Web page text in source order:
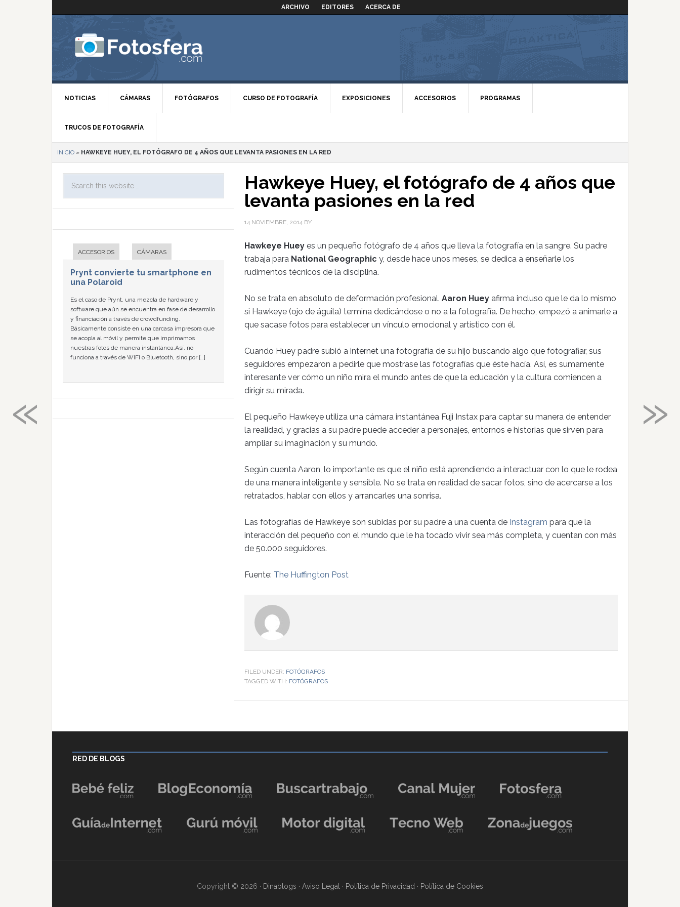
ARCHIVO EDITORES ACERCA DE
NOTICIAS CÁMARAS FOTÓGRAFOS CURSO DE FOTOGRAFÍA EXPOSICIONES ACCESORIOS PROGRAMAS
TRUCOS DE FOTOGRAFÍA
INICIO » HAWKEYE HUEY, EL FOTÓGRAFO DE 4 AÑOS QUE LEVANTA PASIONES EN LA RED
Hawkeye Huey, el fotógrafo de 4 años que
levanta pasiones en la red
14 NOVIEMBRE, 2014 BY
Hawkeye Huey es un pequeño fotógrafo de 4 años que lleva la fotografía en la sangre. Su padre
trabaja para National Geographic y, desde hace unos meses, se dedica a enseñarle los
rudimentos técnicos de la disciplina.
No se trata en absoluto de deformación profesional. Aaron Huey afirma incluso que le da lo mismo
si Hawkeye (ojo de águila) termina dedicándose o no a la fotografía. De hecho, empezó a animarle a
que sacase fotos para establecer un vínculo emocional y artístico con él.
Cuando Huey padre subió a internet una fotografía de su hijo buscando algo que fotografiar, sus
seguidores empezaron a pedirle que mostrase las fotografías que éste hacía. Así, es sumamente
interesante ver cómo un niño mira el mundo antes de que la educación y la cultura comiencen a
dirigir su mirada.
El pequeño Hawkeye utiliza una cámara instantánea Fuji Instax para captar su manera de entender
la realidad, y gracias a su padre puede acceder a personajes, entornos e historias que sirven para
ampliar su imaginación y su mundo.
Según cuenta Aaron, lo importante es que el niño está aprendiendo a interactuar con lo que le rodea
de una manera inteligente y sensible. No se trata en realidad de sacar fotos, sino de acercarse a los
retratados, hablar con ellos y arrancarles una sonrisa.
Las fotografías de Hawkeye son subidas por su padre a una cuenta de Instagram para que la
interacción del pequeño con el mundo que le ha tocado vivir sea más completa, y cuentan con más
de 50.000 seguidores.
Fuente: The Huffington Post
FILED UNDER: FOTÓGRAFOS
TAGGED WITH: FOTÓGRAFOS
ACCESORIOS CÁMARAS
Prynt convierte tu smartphone en
una Polaroid
Es el caso de Prynt, una mezcla de hardware y
software que aún se encuentra en fase de desarrollo
y financiación a través de crowdfunding.
Básicamente consiste en una carcasa impresora que
se acopla al móvil y permite que imprimamos
nuestras fotos de manera instantánea.Así, no
funciona a través de WIFI o Bluetooth, sino por […]
RED DE BLOGS
Copyright © 2026 · Dinablogs · Aviso Legal · Política de Privacidad · Política de Cookies
»
«